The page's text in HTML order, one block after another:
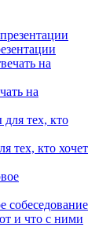
на
тех, кто хочет
собеседование